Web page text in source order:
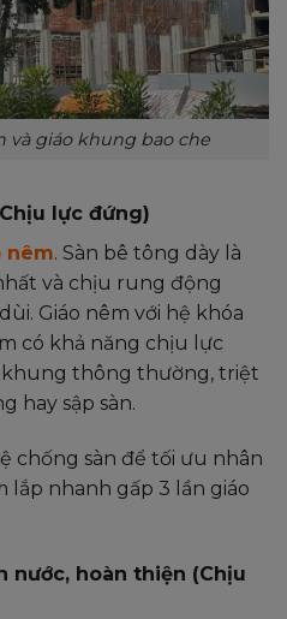
và giáo khung bao che
lực đứng)
nêm. Sàn bê tông dày là
và chịu rung động
Giáo nêm với hệ khóa
có khả năng chịu lực
khung thông thường, triệt
hay sập sàn.
chống sàn để tối ưu nhân
lắp nhanh gấp 3 lần giáo
nước, hoàn thiện (Chịu